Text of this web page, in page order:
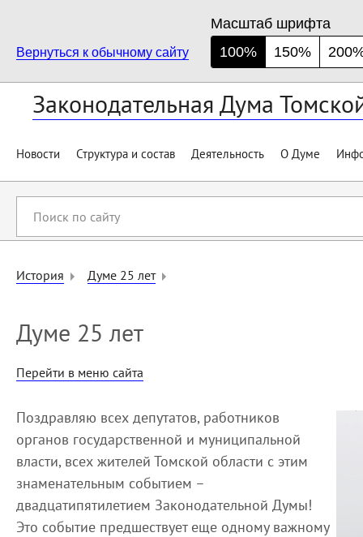
Вернуться к обычному сайту
Масштаб шрифта
100%
150%
Законодательная Дума
Новости Структура и состав Деятельность О Думе
сайту
История
Думе 25 лет
Думе 25 лет
Перейти в меню сайта
Поздравляю всех депутатов, работников
органов государственной и муниципальной
власти, всех жителей Томской области с этим
знаменательным событием –
двадцатипятилетием Законодательной Думы!
Это событие предшествует еще одному важному